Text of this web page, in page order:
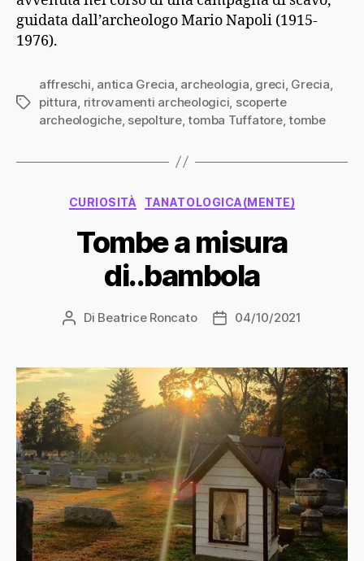
guidata dall’archeologo Mario Napoli (1915-
1976).
Tag
affreschi antica Grecia archeologia greci Grecia
pittura ritrovamenti archeologici scoperte
archeologiche, sepolture,tomba Tuffatore,tombe
Categorie
CURIOSITÀ TANATOLOGICA(MENTE)
Tombe a misura
di..bambola
Autore
Di Beatrice Roncato
Data04/10/2021